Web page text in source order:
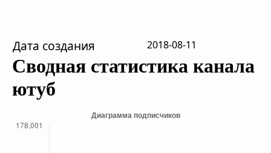
Дата создания 2018-08-11
Сводная статистика канала
ютуб